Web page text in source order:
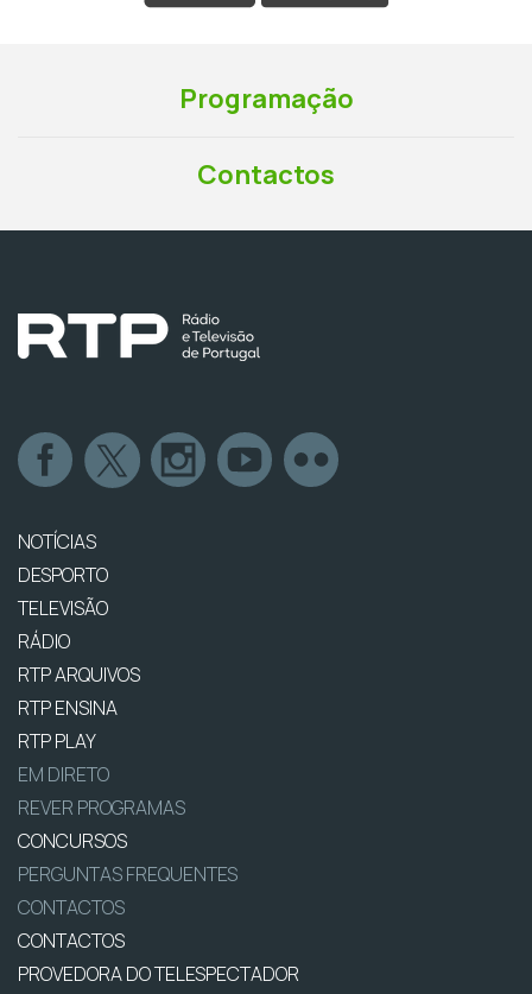
Programação
Contactos
NOTÍCIAS
DESPORTO
TELEVISÃO
RÁDIO
RTP ARQUIVOS
RTP ENSINA
RTP PLAY
EM DIRETO
REVER PROGRAMAS
CONCURSOS
PERGUNTAS FREQUENTES
CONTACTOS
CONTACTOS
PROVEDORA DO TELESPECTADOR